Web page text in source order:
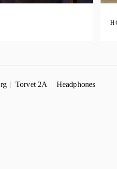
Torvet 2A Headphones